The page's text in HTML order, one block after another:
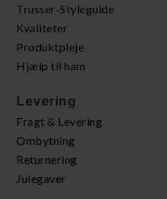
Trusser-Styleguide
Kvaliteter
Produktpleje
Hjælp til ham
Levering
Fragt & Levering
Ombytning
Returnering
Julegaver